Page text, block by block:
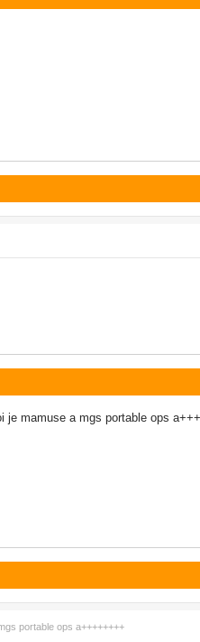
je mamuse a mgs portable ops
portable ops a++++++++